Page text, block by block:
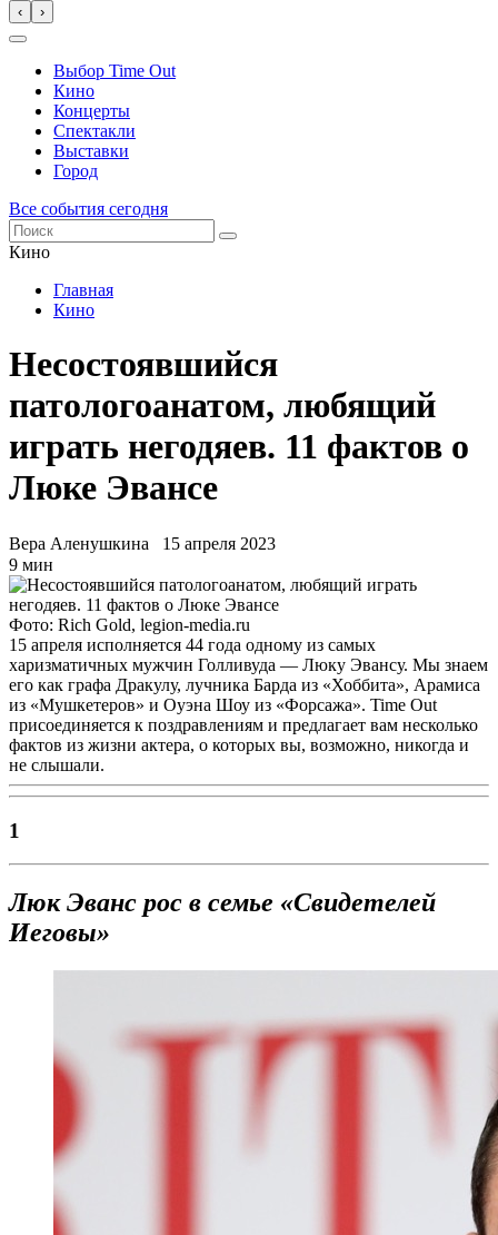
‹ ›
Выбор Time Out
Кино
Концерты
Спектакли
Выставки
Город
Все события сегодня
Кино
Главная
Кино
Несостоявшийся
патологоанатом, любящий
играть негодяев. 11 фактов о
Люке Эвансе
Вера Аленушкина
15 апреля 2023
9 мин
Фото: Rich Gold, legion-media.ru
15 апреля исполняется 44 года одному из самых
харизматичных мужчин Голливуда — Люку Эвансу. Мы знаем
его как графа Дракулу, лучника Барда из «Хоббита», Арамиса
из «Мушкетеров» и Оуэна Шоу из «Форсажа». Time Out
присоединяется к поздравлениям и предлагает вам несколько
фактов из жизни актера, о которых вы, возможно, никогда и
не слышали.
1
Люк Эванс рос в семье «Свидетелей
Иеговы»